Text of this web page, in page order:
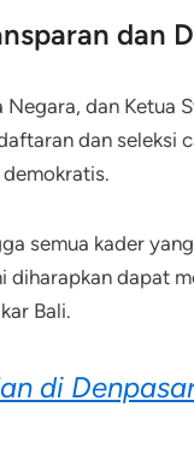
dan
dan Ketua
dan seleksi
semua kader
diharapkan dapat
Bali.
di